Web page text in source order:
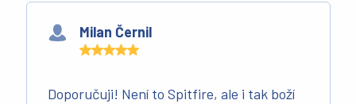
Milan Černil
Doporučuji! Není to Spitfire, ale i tak boží